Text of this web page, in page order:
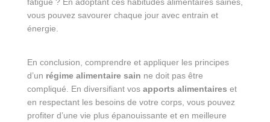
vous pouvez savourer chaque jour avec entrain et
énergie.
En conclusion, comprendre et appliquer les principes
d’un régime alimentaire sain ne doit pas être
compliqué. En diversifiant vos apports alimentaires et
en respectant les besoins de votre corps, vous pouvez
profiter d’une vie plus épanouissante et en meilleure